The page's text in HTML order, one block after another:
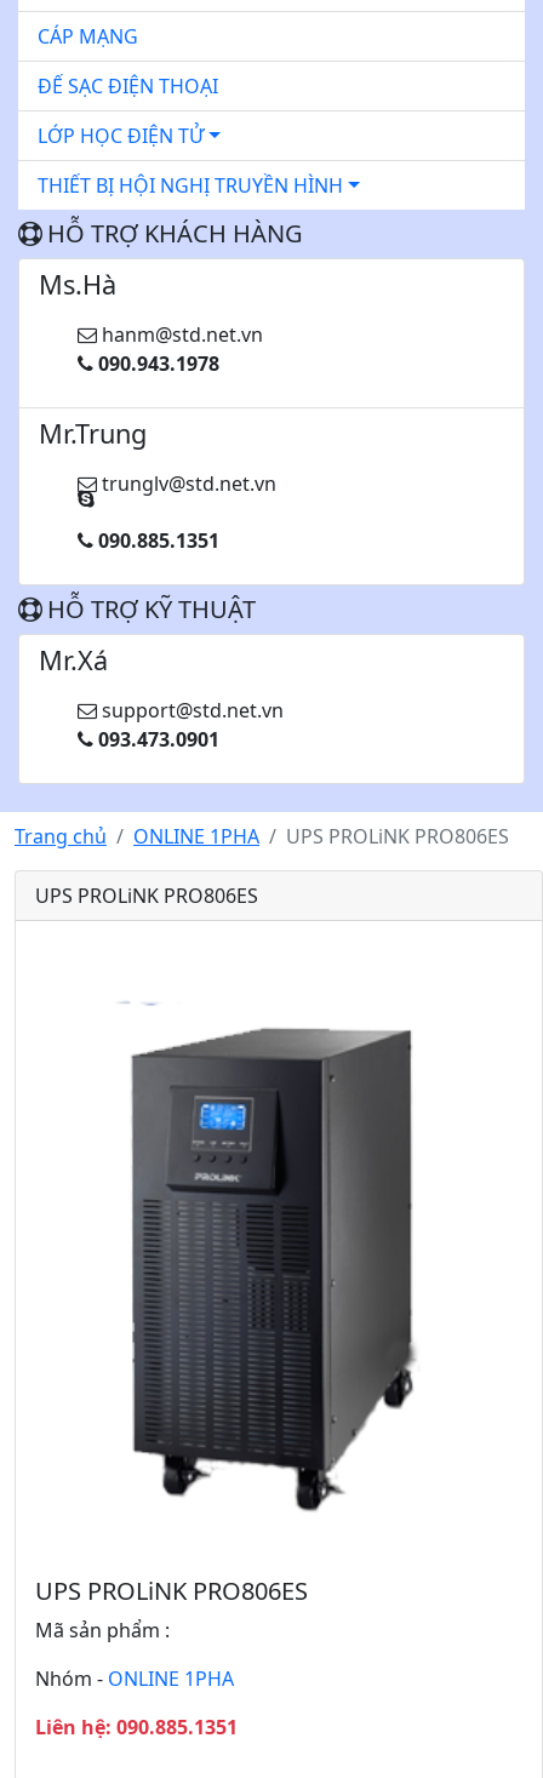
CÁP MẠNG
ĐẾ SẠC ĐIỆN THOẠI
LỚP HỌC ĐIỆN TỬ
THIẾT BỊ HỘI NGHỊ TRUYỀN HÌNH
HỖ TRỢ KHÁCH HÀNG
Ms.Hà
hanm@std.net.vn
090.943.1978
Mr.Trung
trunglv@std.net.vn
090.885.1351
HỖ TRỢ KỸ THUẬT
Mr.Xá
support@std.net.vn
093.473.0901
Trang chủ ONLINE 1PHA UPS PROLiNK PRO806ES
UPS PROLiNK PRO806ES
UPS PROLiNK PRO806ES
Mã sản phẩm :
Nhóm - ONLINE 1PHA
Liên hệ: 090.885.1351